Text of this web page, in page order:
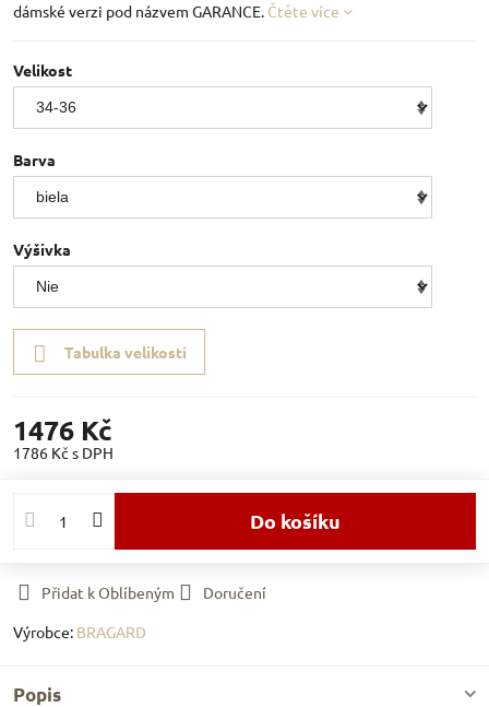
dámské verzi pod názvem GARANCE. Čtěte více
Velikost
Barva
Výšivka
Tabulka velikostí
1476 Kč
1786 Kč s DPH
Do košíku
Přidat k Oblíbeným
Doručení
Výrobce: BRAGARD
Popis